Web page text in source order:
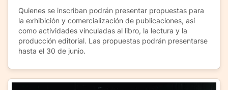
Quienes se inscriban podrán presentar propuestas para
la exhibición y comercialización de publicaciones, así
como actividades vinculadas al libro, la lectura y la
producción editorial. Las propuestas podrán presentarse
hasta el 30 de junio.